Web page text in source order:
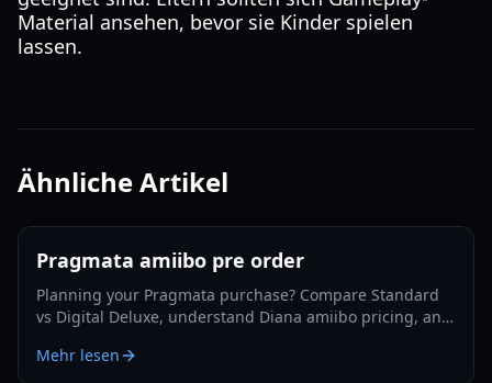
Material ansehen, bevor sie Kinder spielen
lassen.
Ähnliche Artikel
Pragmata amiibo pre order
Planning your Pragmata purchase? Compare Standard
vs Digital Deluxe, understand Diana amiibo pricing, and
Mehr lesen